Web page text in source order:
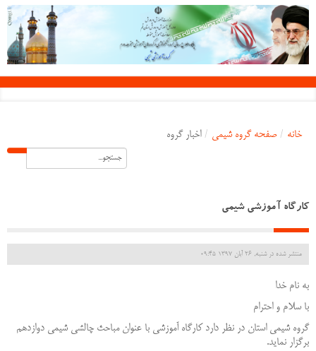
خانه / صفحه گروه شیمی / اخبار گروه
کارگاه آموزشی شیمی
منتشر شده در شنبه, 26 آبان 1397 09:45
به نام خدا
با سلام و احترام
گروه شیمی استان در نظر دارد کارگاه آموزشی با عنوان مباحث چالشی شیمی دوازدهم
برگزار نماید.